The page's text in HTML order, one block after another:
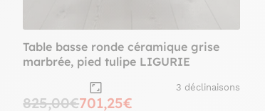
Table basse ronde céramique grise
marbrée, pied tulipe LIGURIE
3 déclinaisons
825,00€701,25€